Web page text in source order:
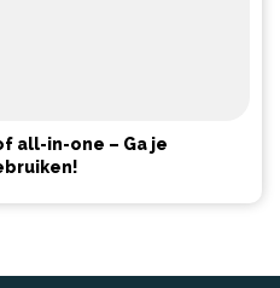
all-in-one – Ga je